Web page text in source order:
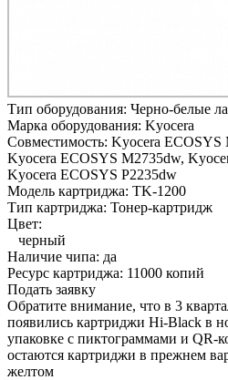
Тип оборудования: Черно-белые
Марка оборудования: Kyocera
Совместимость: Kyocera ECOSYS
Kyocera ECOSYS M2735dw,
Kyocera ECOSYS P2235dw
Модель картриджа: TK-1200
Тип картриджа: Тонер-картридж
Цвет:
черный
Наличие чипа: да
Ресурс картриджа: 11000 копий
Подать заявку
Обратите внимание, что в 3
появились картриджи Hi-Black в
упаковке с пиктограммами и QR-
остаются картриджи в прежнем
желтом